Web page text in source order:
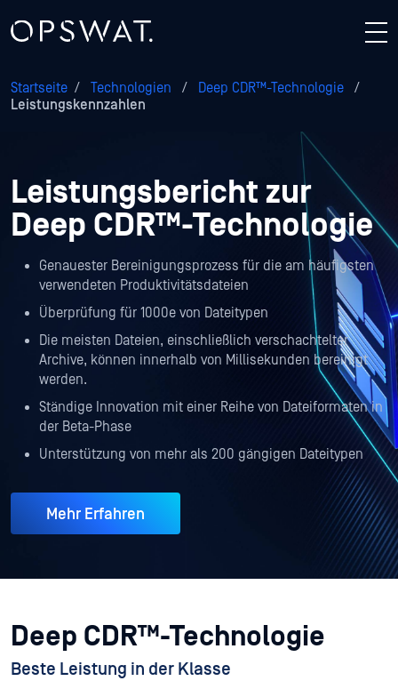
Startseite / Technologien / Deep CDR™-Technologie
/
Leistungskennzahlen
Leistungsbericht zur
Deep CDR™-Technologie
Genauester Bereinigungsprozess für die am häufigsten
verwendeten Produktivitätsdateien
Überprüfung für 1000e von Dateitypen
Die meisten Dateien, einschließlich verschachtelter
Archive, können innerhalb von Millisekunden bereinigt
werden.
Ständige Innovation mit einer Reihe von Dateiformaten in
der Beta-Phase
Unterstützung von mehr als 200 gängigen Dateitypen
Mehr Erfahren
Deep CDR™-Technologie
Beste Leistung in der Klasse